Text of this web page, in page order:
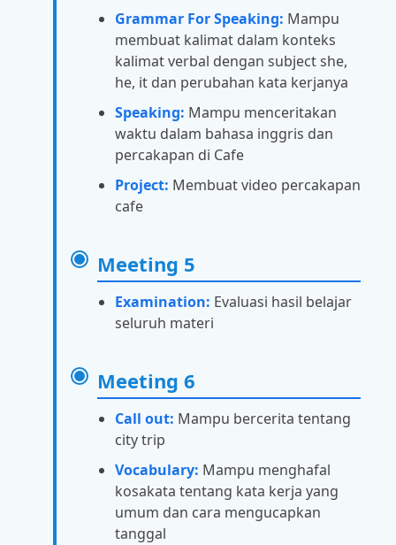
Grammar For Speaking: Mampu
membuat kalimat dalam konteks
kalimat verbal dengan subject she,
he, it dan perubahan kata kerjanya
Speaking: Mampu menceritakan
waktu dalam bahasa inggris dan
percakapan di Cafe
Project: Membuat video percakapan
cafe
Meeting 5
Examination: Evaluasi hasil belajar
seluruh materi
Meeting 6
Call out: Mampu bercerita tentang
city trip
Vocabulary: Mampu menghafal
kosakata tentang kata kerja yang
umum dan cara mengucapkan
tanggal